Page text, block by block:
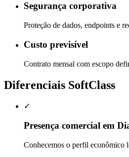
Segurança corporativa
Proteção de dados, endpoints e
Custo previsível
Contrato mensal com escopo
Diferenciais SoftClass
✓
Presença comercial em
Conhecemos o perfil econômico